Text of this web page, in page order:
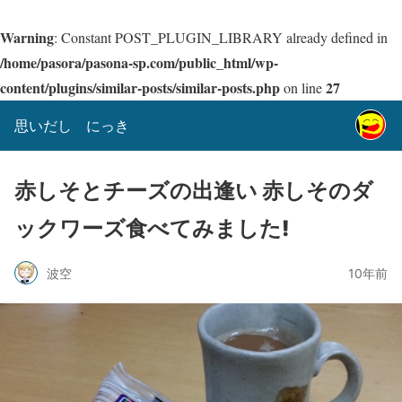
Warning: Constant POST_PLUGIN_LIBRARY already defined in
/home/pasora/pasona-sp.com/public_html/wp-
content/plugins/similar-posts/similar-posts.phpon line27
思いだし にっき
赤しそとチーズの出逢い 赤しそのダ
ックワーズ食べてみました!
波空 10年前